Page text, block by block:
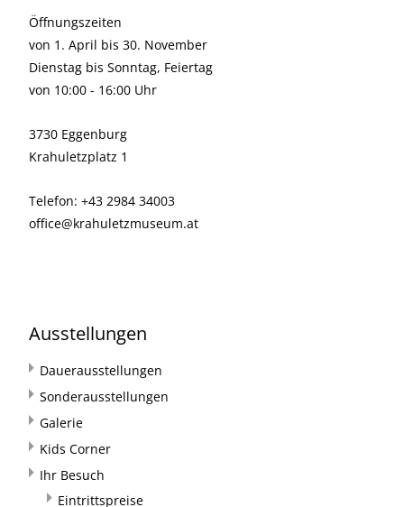
Öffnungszeiten
von 1. April bis 30. November
Dienstag bis Sonntag, Feiertag
von 10:00 - 16:00 Uhr
3730 Eggenburg
Krahuletzplatz 1
Telefon: +43 2984 34003
office@krahuletzmuseum.at
Ausstellungen
Dauerausstellungen
Sonderausstellungen
Galerie
Kids Corner
Ihr Besuch
Eintrittspreise